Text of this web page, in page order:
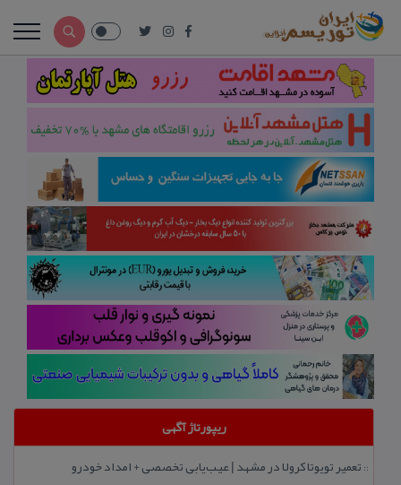
ریپورتاژ آگهی
:: تعمیر تویوتا كرولا در مشهد | عیب‌یابی تخصصی + امداد خودرو